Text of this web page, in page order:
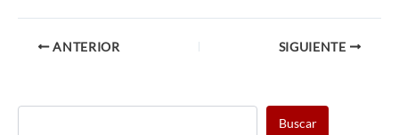
ANTERIOR SIGUIENTE
Buscar